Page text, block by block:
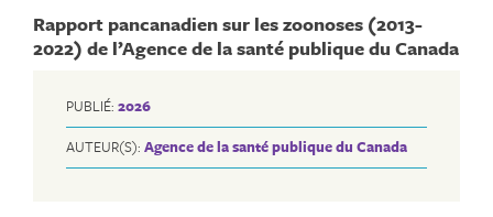
Rapport pancanadien sur les zoonoses (2013-
2022) de l’Agence de la santé publique du Canada
PUBLIÉ: 2026
AUTEUR(S): Agence de la santé publique du Canada